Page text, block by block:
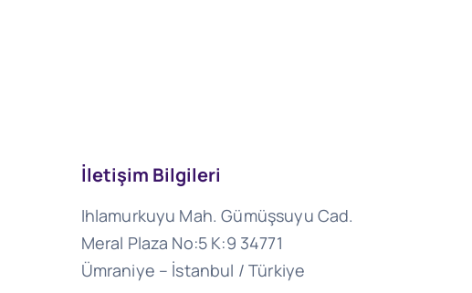
İletişim Bilgileri
Ihlamurkuyu Mah. Gümüşsuyu Cad.
Meral Plaza No:5 K:9 34771
Ümraniye – İstanbul / Türkiye